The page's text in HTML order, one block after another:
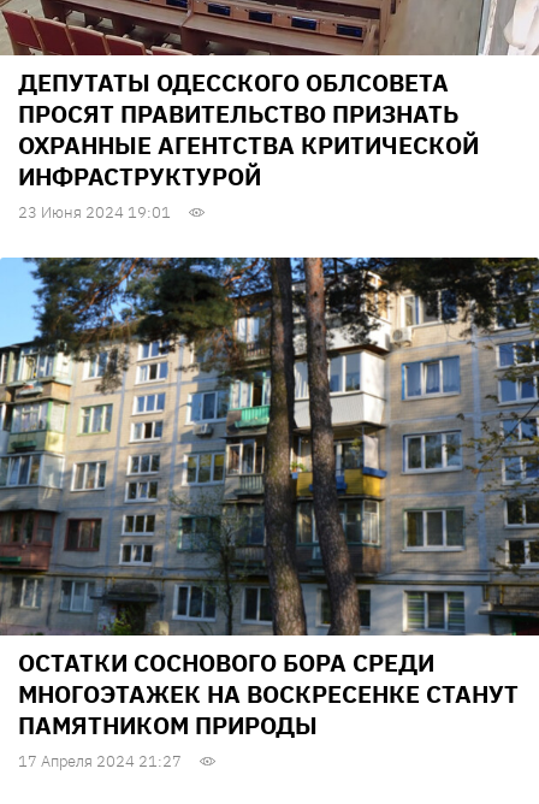
ДЕПУТАТЫ ОДЕССКОГО ОБЛСОВЕТА
ПРОСЯТ ПРАВИТЕЛЬСТВО ПРИЗНАТЬ
ОХРАННЫЕ АГЕНТСТВА КРИТИЧЕСКОЙ
ИНФРАСТРУКТУРОЙ
23 Июня 2024 19:01
ОСТАТКИ СОСНОВОГО БОРА СРЕДИ
МНОГОЭТАЖЕК НА ВОСКРЕСЕНКЕ СТАНУТ
ПАМЯТНИКОМ ПРИРОДЫ
17 Апреля 2024 21:27